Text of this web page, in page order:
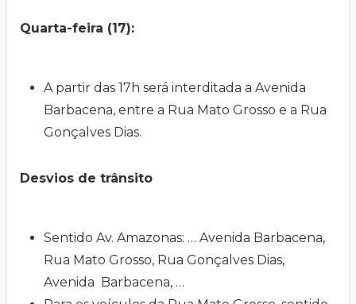
Quarta-feira (17):
A partir das 17h será interditada a Avenida
Barbacena, entre a Rua Mato Grosso e a Rua
Gonçalves Dias.
Desvios de trânsito
Sentido Av. Amazonas: … Avenida Barbacena,
Rua Mato Grosso, Rua Gonçalves Dias,
Avenida Barbacena, …